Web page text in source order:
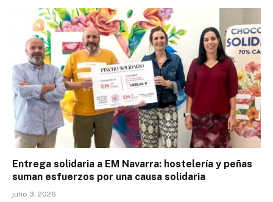
Entrega solidaria a EM Navarra: hostelería y peñas
suman esfuerzos por una causa solidaria
julio 3, 2026